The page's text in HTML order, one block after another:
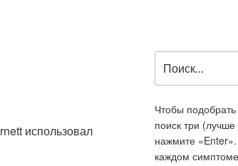
использовал
Чтобы
поиск три
нажмите
каждом